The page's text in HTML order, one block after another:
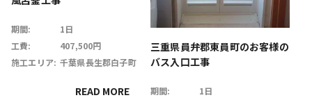
期間:
1日
工費:
407,500円
施工エリア: 千葉県長生郡白子町
READ MORE
三重県員弁郡東員町のお客様の
バス入口工事
期間:
1日